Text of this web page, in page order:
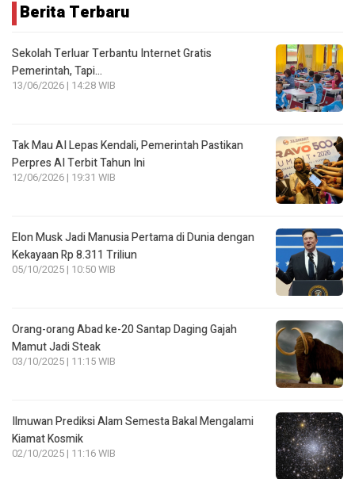
Berita Terbaru
Sekolah Terluar Terbantu Internet Gratis
Pemerintah, Tapi…
13/06/2026 | 14:28 WIB
Tak Mau AI Lepas Kendali, Pemerintah Pastikan
Perpres AI Terbit Tahun Ini
12/06/2026 | 19:31 WIB
Elon Musk Jadi Manusia Pertama di Dunia dengan
Kekayaan Rp 8.311 Triliun
05/10/2025 | 10:50 WIB
Orang-orang Abad ke-20 Santap Daging Gajah
Mamut Jadi Steak
03/10/2025 | 11:15 WIB
Ilmuwan Prediksi Alam Semesta Bakal Mengalami
Kiamat Kosmik
02/10/2025 | 11:16 WIB